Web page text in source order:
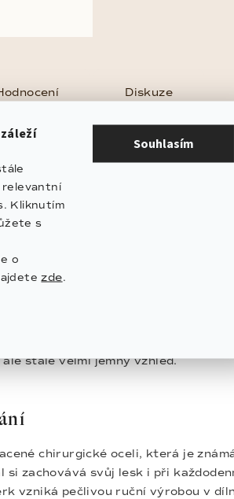
relevantní
Kliknutím
s
o
zde.
Souhlasím
Diskuze
šperk, který spojuje symboliku
v odstínu Ruby dodávají náhrdelníku
jemný přívěsek ve tvaru srdce, který
Ruby vytvářejí elegantní
stále velmi jemný vzhled.
chirurgické oceli, která je
zachovává svůj lesk i při
vzniká pečlivou ruční výrobou v